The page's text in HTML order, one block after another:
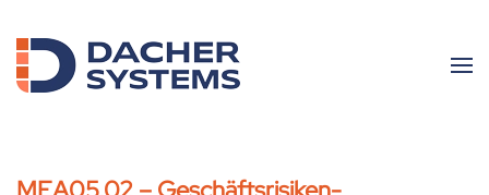
Skip to main content